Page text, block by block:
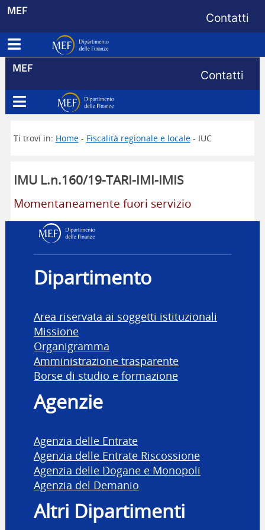
MEF Menu di
Contatti
Apri menu principale
Dipartimento delle Finanze
MEF Menu di
Contatti
Apri menu principale
Dipartimento delle Finanze
Ti trovi in: Home- Fiscalità regionale e locale- IUC
IMU L.n.160/19-TARI-IMI-IMIS
Momentaneamente fuori servizio
Dipartimento delle
Dipartimento
Area riservata ai soggetti istituzionali
Missione
Organigramma
Amministrazione trasparente
Borse di studio e formazione
Agenzie
Agenzia delle Entrate
Agenzia delle Entrate Riscossione
Agenzia delle Dogane e Monopoli
Agenzia del Demanio
Altri Dipartimenti